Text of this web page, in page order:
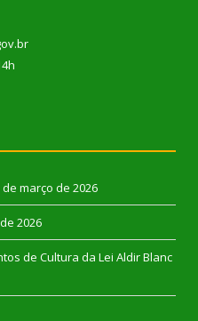
de março de 2026
2026
de Cultura da Lei Aldir Blanc